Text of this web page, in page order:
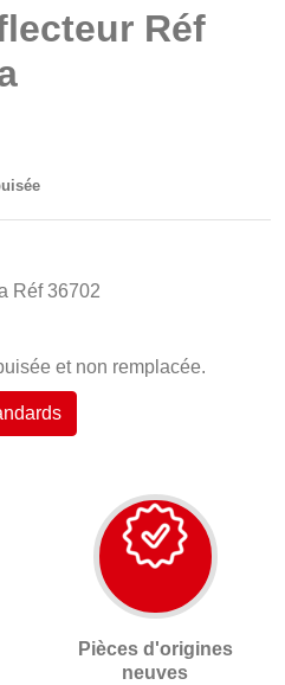
Réf
Réf 36702
et non remplacée.
Pièces d'origines
neuves